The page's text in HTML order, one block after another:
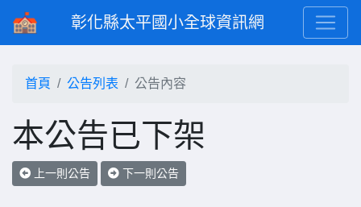
彰化縣太平國小全球資訊網
首頁 公告列表 公告內容
本公告已下架
上一則公告 下一則公告